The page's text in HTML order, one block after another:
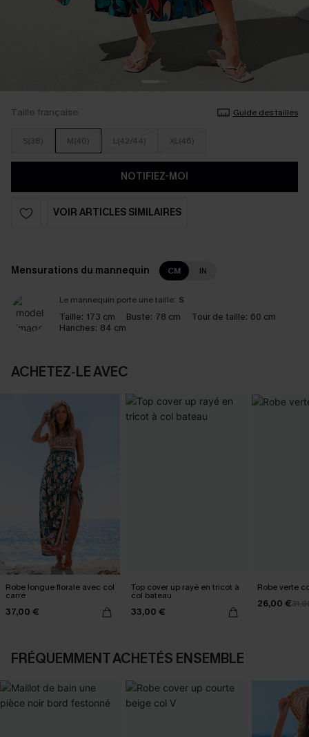
Taille française Guide des tailles
S(38) M(40) L(42/44) XL(46)
NOTIFIEZ-MOI
VOIR ARTICLES SIMILAIRES
Mensurations du mannequin CM IN
Le mannequin porte une taille: S
Taille: 173 cm Buste: 78 cm Tour de taille: 60 cm
Hanches: 84 cm
ACHETEZ‑LE AVEC
Robe longue florale avec col
carré
37,00 €
Top cover up rayé en tricot à
col bateau
33,00 €
Robe verte
26,00 €
FRÉQUEMMENT ACHETÉS ENSEMBLE